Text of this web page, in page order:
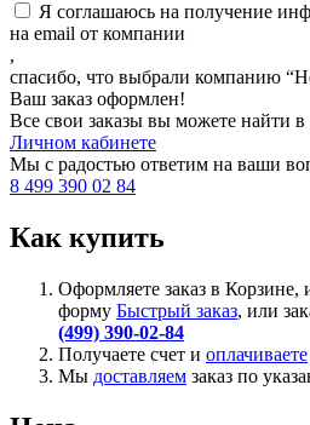
Я соглашаюсь на получение
на email от компании
,
спасибо, что выбрали компанию
Ваш заказ оформлен!
Все свои заказы вы можете найти в
Личном кабинете
Мы с радостью ответим на ваши
8 499 390 02 84
Как купить
Оформляете заказ в Корзине,
форму Быстрый заказ, или
(499) 390-02-84
Получаете счет и оплачиваете
Мы доставляем заказ по